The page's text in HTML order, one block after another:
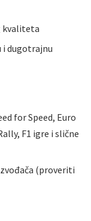
kvaliteta
i dugotrajnu
for Speed, Euro
F1 igre i slične
(proveriti